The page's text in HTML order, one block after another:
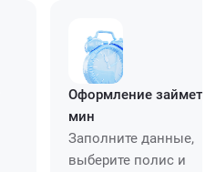
Оформление займет
мин
Заполните данные,
выберите полис и